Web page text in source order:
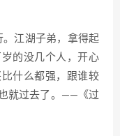
江湖子弟，拿得起
的没几个人，开心
什么都强，跟谁较
就过去了。——《过